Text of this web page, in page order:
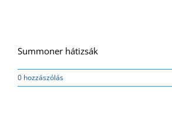
Summoner hátizsák
0 hozzászólás